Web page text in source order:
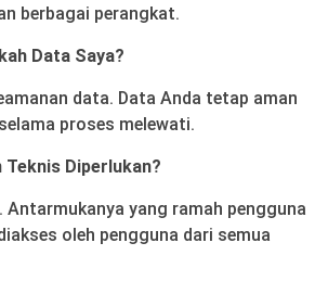
berbagai perangkat.
Data Saya?
data. Data Anda tetap aman
proses melewati.
Teknis Diperlukan?
Antarmukanya yang ramah pengguna
oleh pengguna dari semua